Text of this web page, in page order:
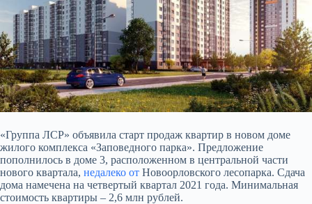
«Группа ЛСР» объявила старт продаж квартир в новом доме
жилого комплекса «Заповедного парка». Предложение
пополнилось в доме 3, расположенном в центральной части
нового квартала, недалеко от Новоорловского лесопарка. Сдача
дома намечена на четвертый квартал 2021 года. Минимальная
стоимость квартиры – 2,6 млн рублей.